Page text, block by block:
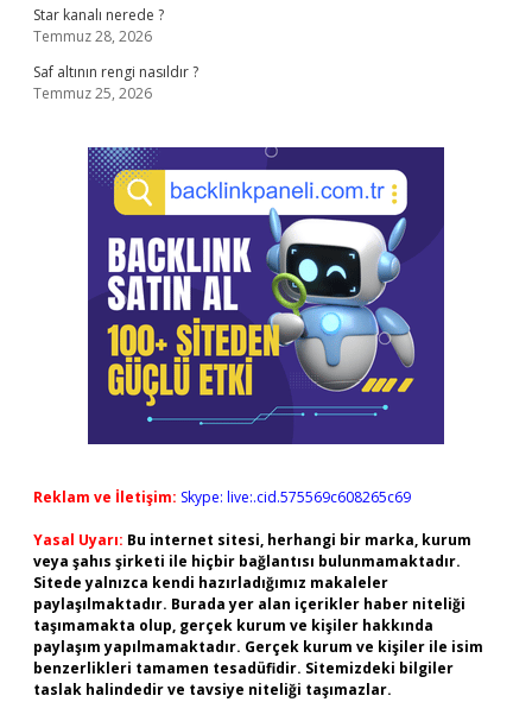
Star kanalı nerede ?
Temmuz 28, 2026
Saf altının rengi nasıldır ?
Temmuz 25, 2026
Reklam ve İletişim: Skype: live:.cid.575569c608265c69
Yasal Uyarı: Bu internet sitesi, herhangi bir marka, kurum
veya şahıs şirketi ile hiçbir bağlantısı bulunmamaktadır.
Sitede yalnızca kendi hazırladığımız makaleler
paylaşılmaktadır. Burada yer alan içerikler haber niteliği
taşımamakta olup, gerçek kurum ve kişiler hakkında
paylaşım yapılmamaktadır. Gerçek kurum ve kişiler ile isim
benzerlikleri tamamen tesadüfidir. Sitemizdeki bilgiler
taslak halindedir ve tavsiye niteliği taşımazlar.